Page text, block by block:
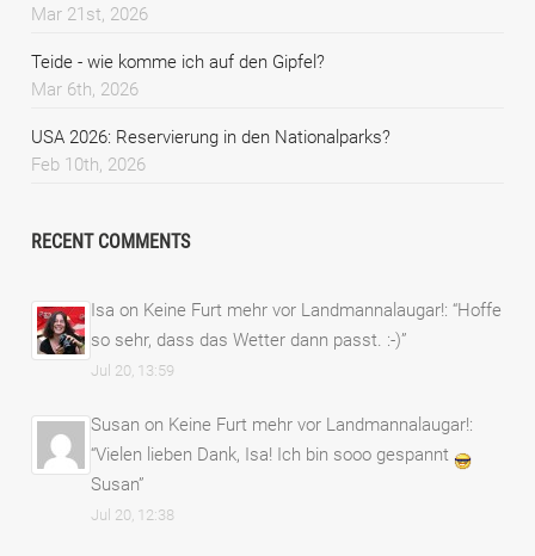
Mar 21st, 2026
Teide - wie komme ich auf den Gipfel?
Mar 6th, 2026
USA 2026: Reservierung in den Nationalparks?
Feb 10th, 2026
RECENT COMMENTS
Isa on Keine Furt mehr vor Landmannalaugar!: “Hoffe
so sehr, dass das Wetter dann passt. :-)”
Jul 20, 13:59
Susan on Keine Furt mehr vor Landmannalaugar!:
“Vielen lieben Dank, Isa! Ich bin sooo gespannt
Susan”
Jul 20, 12:38